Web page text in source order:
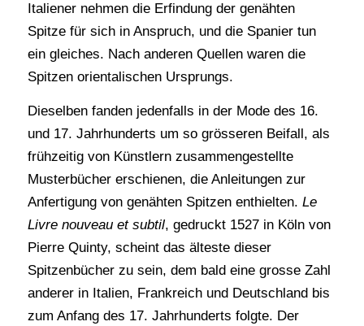
Italiener nehmen die Erfindung der genähten
Spitze für sich in Anspruch, und die Spanier tun
ein gleiches. Nach anderen Quellen waren die
Spitzen orientalischen Ursprungs.
Dieselben fanden jedenfalls in der Mode des 16.
und 17. Jahrhunderts um so grösseren Beifall, als
frühzeitig von Künstlern zusammengestellte
Musterbücher erschienen, die Anleitungen zur
Anfertigung von genähten Spitzen enthielten. Le
Livre nouveau et subtil, gedruckt 1527 in Köln von
Pierre Quinty, scheint das älteste dieser
Spitzenbücher zu sein, dem bald eine grosse Zahl
anderer in Italien, Frankreich und Deutschland bis
zum Anfang des 17. Jahrhunderts folgte. Der